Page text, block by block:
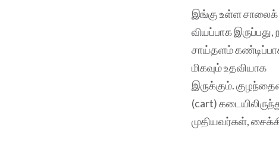
இங்கு உள்ள சாலைக்
வியப்பாக
சாய்தளம்
மிகவும் உதவியாக
இருக்கும்.
(cart)
முதியவர்கள்,